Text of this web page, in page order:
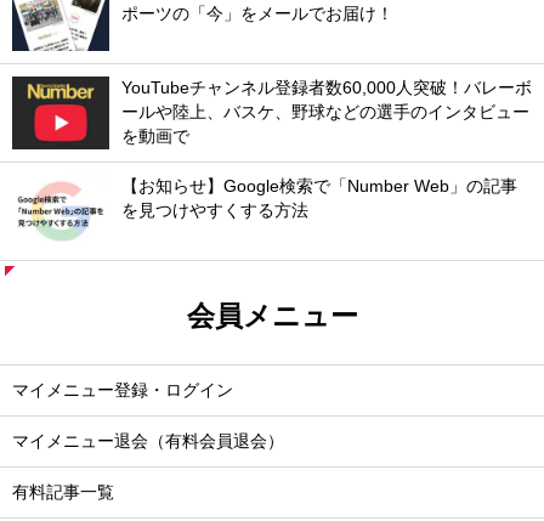
ポーツの「今」をメールでお届け！
YouTubeチャンネル登録者数60,000人突破！バレーボ
ールや陸上、バスケ、野球などの選手のインタビュー
を動画で
【お知らせ】Google検索で「Number Web」の記事
を見つけやすくする方法
会員メニュー
マイメニュー登録・ログイン
マイメニュー退会（有料会員退会）
有料記事一覧